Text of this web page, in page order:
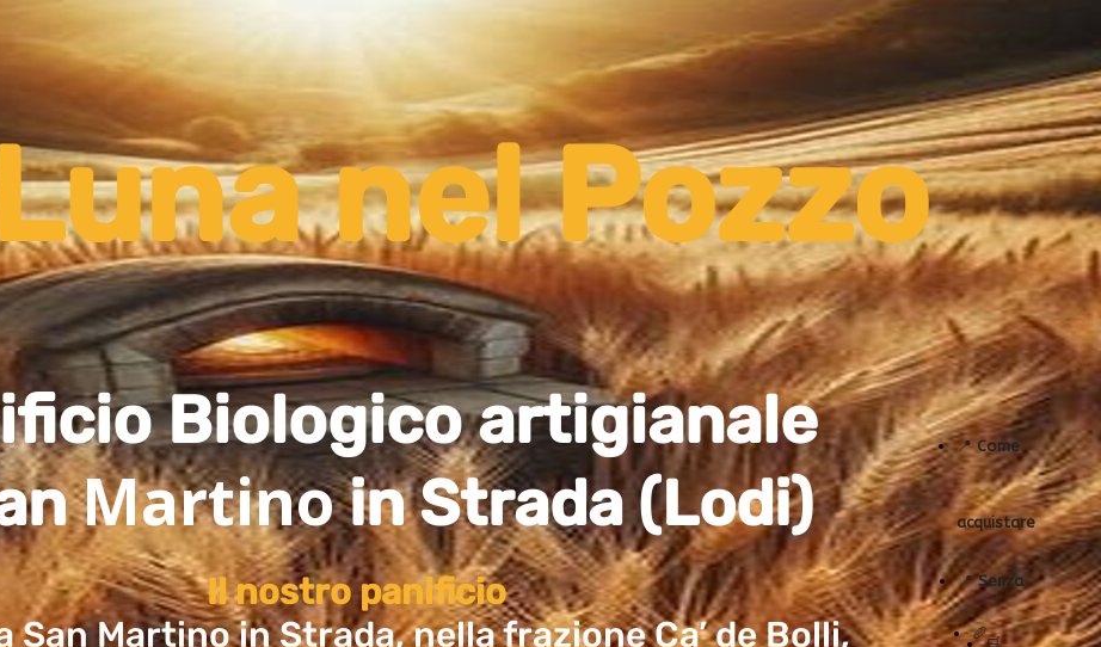
nel Pozzo
Biologico artigianale
Martinoin Strada (Lodi)
Il nostro panificio
San Martino in Strada, nella frazione Ca’ de Bolli,
📍 Come
acquistare
📍Senza
🥖